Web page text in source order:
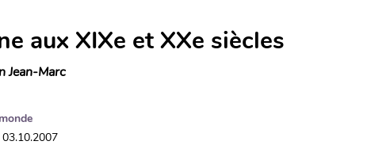
aux XIXe et XXe siècles
Jean-Marc